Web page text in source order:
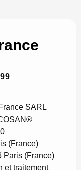
SARL
(France)
Paris (France)
et traitement